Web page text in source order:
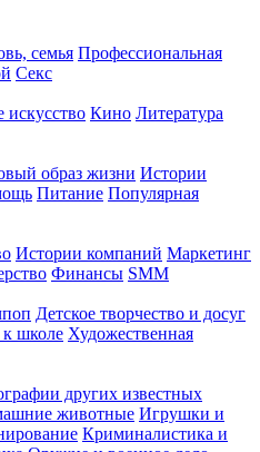
семья Профессиональная
Секс
искусство Кино Литература
образ жизни Истории
Питание Популярная
Истории компаний Маркетинг
Финансы SMM
Детское творчество и досуг
к школе Художественная
других известных
животные Игрушки и
Криминалистика и